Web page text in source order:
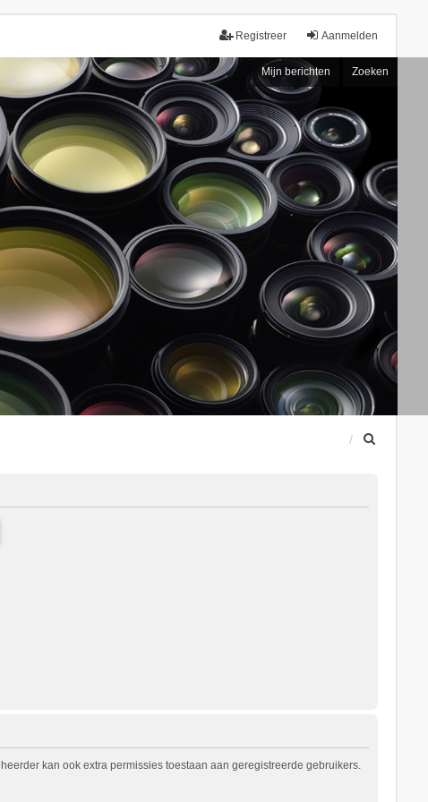
Aanmelden
Registreer
Mijn berichten Zoeken
kan ook extra permissies toestaan aan geregistreerde gebruikers.